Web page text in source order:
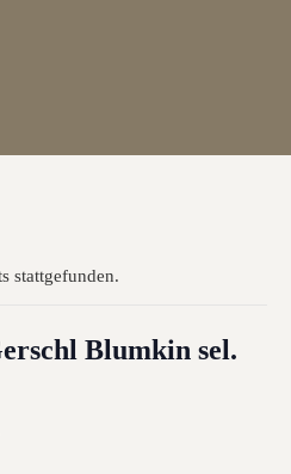
stattgefunden.
Blumkin sel.